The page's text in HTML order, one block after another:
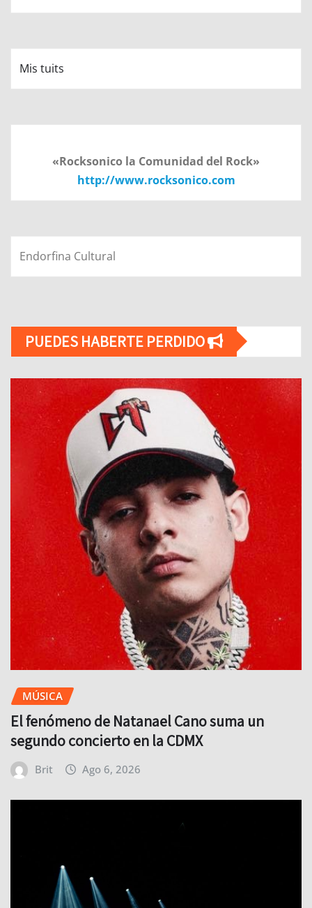
Mis tuits
«Rocksonico la Comunidad del Rock»
http://www.rocksonico.com
Endorfina Cultural
PUEDES HABERTE PERDIDO
MÚSICA
El fenómeno de Natanael Cano suma un
segundo concierto en la CDMX
Brit Ago 6, 2026